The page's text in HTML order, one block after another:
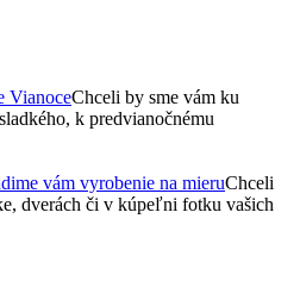
VianoceChceli by sme vám ku
k predvianočnému
vám vyrobenie na mieruChceli
dverách či v kúpeľni fotku vašich